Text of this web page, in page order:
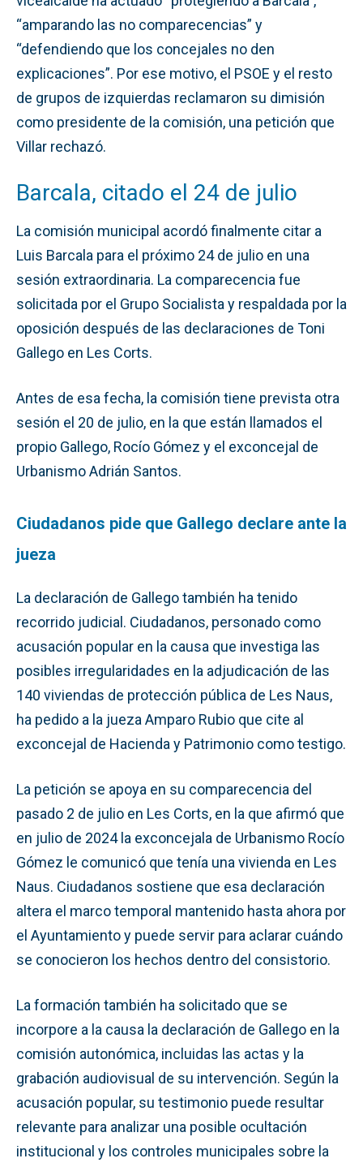
“amparando las no comparecencias” y
“defendiendo que los concejales no den
explicaciones”. Por ese motivo, el PSOE y el resto
de grupos de izquierdas reclamaron su dimisión
como presidente de la comisión, una petición que
Villar rechazó.
Barcala, citado el 24 de julio
La comisión municipal acordó finalmente citar a
Luis Barcala para el próximo 24 de julio en una
sesión extraordinaria. La comparecencia fue
solicitada por el Grupo Socialista y respaldada por la
oposición después de las declaraciones de Toni
Gallego en Les Corts.
Antes de esa fecha, la comisión tiene prevista otra
sesión el 20 de julio, en la que están llamados el
propio Gallego, Rocío Gómez y el exconcejal de
Urbanismo Adrián Santos.
Ciudadanos pide que Gallego declare ante la
jueza
La declaración de Gallego también ha tenido
recorrido judicial. Ciudadanos, personado como
acusación popular en la causa que investiga las
posibles irregularidades en la adjudicación de las
140 viviendas de protección pública de Les Naus,
ha pedido a la jueza Amparo Rubio que cite al
exconcejal de Hacienda y Patrimonio como testigo.
La petición se apoya en su comparecencia del
pasado 2 de julio en Les Corts, en la que afirmó que
en julio de 2024 la exconcejala de Urbanismo Rocío
Gómez le comunicó que tenía una vivienda en Les
Naus. Ciudadanos sostiene que esa declaración
altera el marco temporal mantenido hasta ahora por
el Ayuntamiento y puede servir para aclarar cuándo
se conocieron los hechos dentro del consistorio.
La formación también ha solicitado que se
incorpore a la causa la declaración de Gallego en la
comisión autonómica, incluidas las actas y la
grabación audiovisual de su intervención. Según la
acusación popular, su testimonio puede resultar
relevante para analizar una posible ocultación
institucional y los controles municipales sobre la